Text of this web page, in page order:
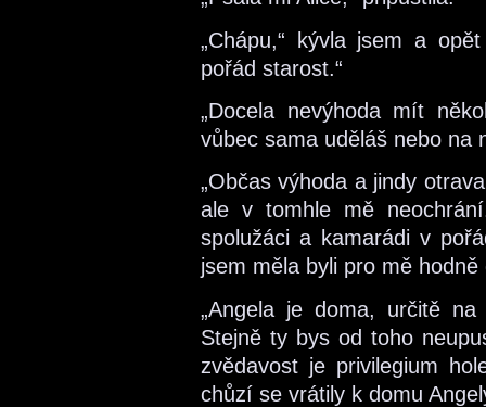
„Chápu,“ kývla jsem a
pořád starost.“
„Docela nevýhoda mít
vůbec sama uděláš nebo na
„Občas výhoda a jindy
ale v tomhle mě
spolužáci a kamarádi v
jsem měla byli pro mě hodně
„Angela je doma, určitě
Stejně ty bys od toho
zvědavost je privilegium
chůzí se vrátily k domu